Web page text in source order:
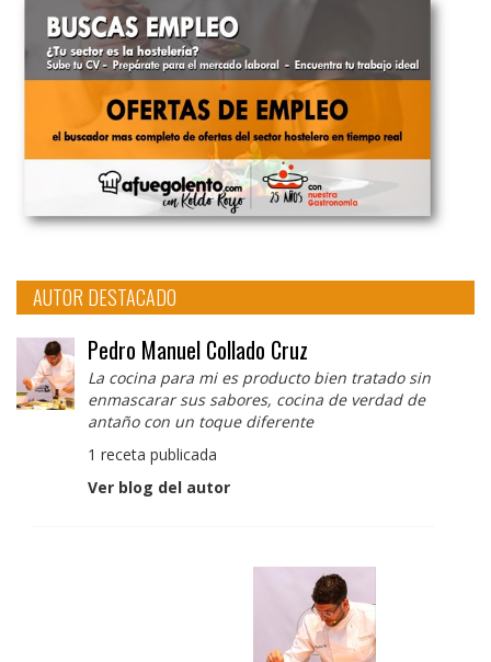
AUTOR DESTACADO
Pedro Manuel Collado Cruz
La cocina para mi es producto bien tratado sin
enmascarar sus sabores, cocina de verdad de
antaño con un toque diferente
1 receta publicada
Ver blog del autor